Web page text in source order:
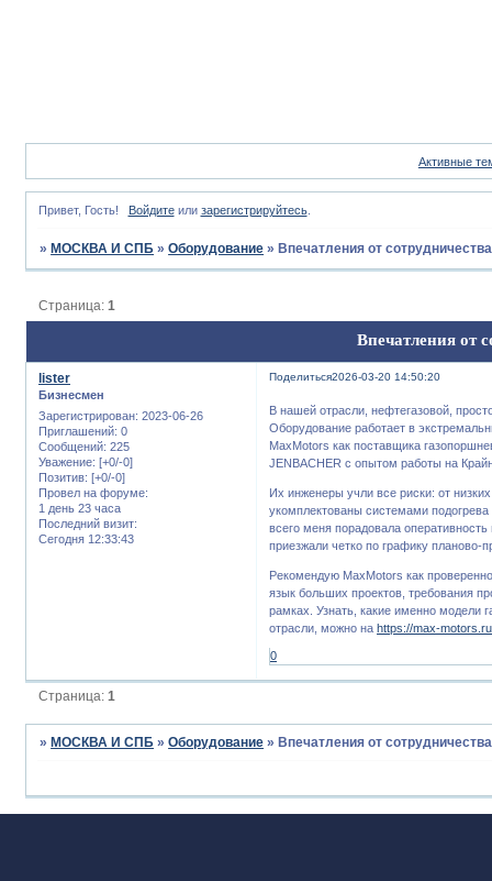
Активные
Привет, Гость! Войдитеили зарегистрируйтесь.
» МОСКВА И СПБ »Оборудование » Впечатления от
Впечатления от
Страница:1
Поделиться2026-03-20 14:50:20
lister
Бизнесмен
Зарегистрирован: 2023-06-26
Приглашений: 0
Сообщений: 225
Уважение: [+0/-0]
Позитив: [+0/-0]
Провел на форуме:
1 день 23 часа
Последний визит:
Сегодня 12:33:43
В нашей отрасли, нефтегазовой,
Оборудование работает в
MaxMotors как поставщика
JENBACHER с опытом работы на
Их инженеры учли все риски: от
укомплектованы системами
всего меня порадовала
приезжали четко по графику планово-
Рекомендую MaxMotors как
язык больших проектов, требования
рамках. Узнать, какие именно модели
отрасли, можно наhttps://max-
0
Страница:1
» МОСКВА И СПБ »Оборудование » Впечатления от